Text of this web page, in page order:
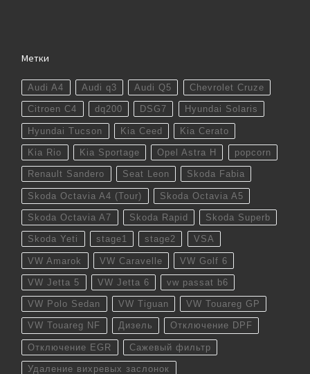
Метки
Audi A4 Audi q3 Audi Q5 Chevrolet Cruze
Citroen C4 dq200 DSG7 Hyundai Solaris
Hyundai Tucson Kia Ceed Kia Cerato
Kia Rio Kia Sportage Opel Astra H popcorn
Renault Sandero Seat Leon Skoda Fabia
Skoda Octavia A4 (Tour) Skoda Octavia A5
Skoda Octavia A7 Skoda Rapid Skoda Superb
Skoda Yeti stage1 stage2 VSA
VW Amarok VW Caravelle VW Golf 6
VW Jetta 5 VW Jetta 6 vw passat b6
VW Polo Sedan VW Tiguan VW Touareg GP
VW Touareg NF Дизель Отключение DPF
Отключение EGR Сажевый фильтр
Удаление вихревых заслонок